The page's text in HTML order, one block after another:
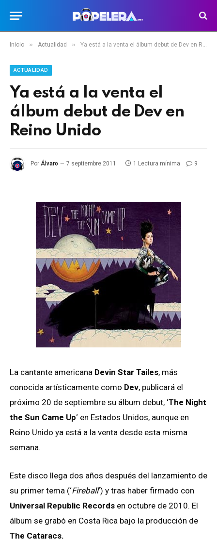
Inicio » Actualidad » Ya está a la venta el álbum debut de Dev en Reino Unido
ACTUALIDAD
Ya está a la venta el
álbum debut de Dev en
Reino Unido
Por Álvaro 7 septiembre 2011 1 Lectura mínima 9
La cantante americana Devin Star Tailes, más
conocida artísticamente como Dev, publicará el
próximo 20 de septiembre su álbum debut, ‘The Night
the Sun Came Up‘ en Estados Unidos, aunque en
Reino Unido ya está a la venta desde esta misma
semana.
Este disco llega dos años después del lanzamiento de
su primer tema (‘Fireball‘) y tras haber firmado con
Universal Republic Records en octubre de 2010. El
álbum se grabó en Costa Rica bajo la producción de
The Cataracs.